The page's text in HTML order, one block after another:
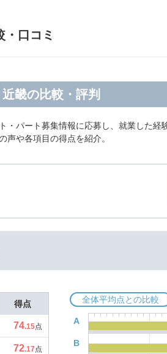
口コミ
畿の比較・評判
・パート募集情報に応募し、就業した経
声や各項目の得点を紹介。
得点
74.15点
72.17点
全体平均点との比較
A
B